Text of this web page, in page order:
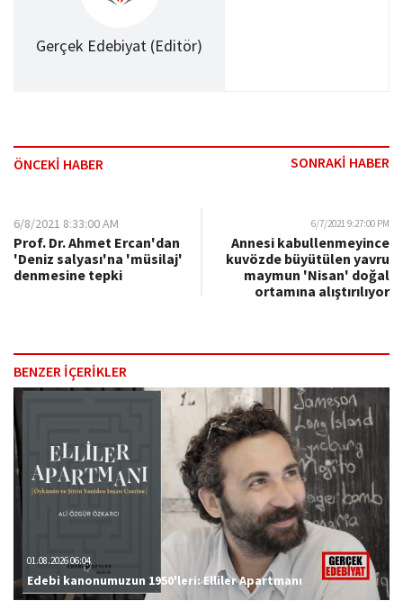
Gerçek Edebiyat (Editör)
ÖNCEKİ HABER SONRAKİ HABER
6/8/2021 8:33:00 AM
Prof. Dr. Ahmet Ercan'dan
'Deniz salyası'na 'müsilaj'
denmesine tepki
6/7/2021 9:27:00 PM
Annesi kabullenmeyince
kuvözde büyütülen yavru
maymun 'Nisan' doğal
ortamına alıştırılıyor
BENZER İÇERİKLER
01.08.2026 06:04
Edebi kanonumuzun 1950'leri: Elliler Apartmanı